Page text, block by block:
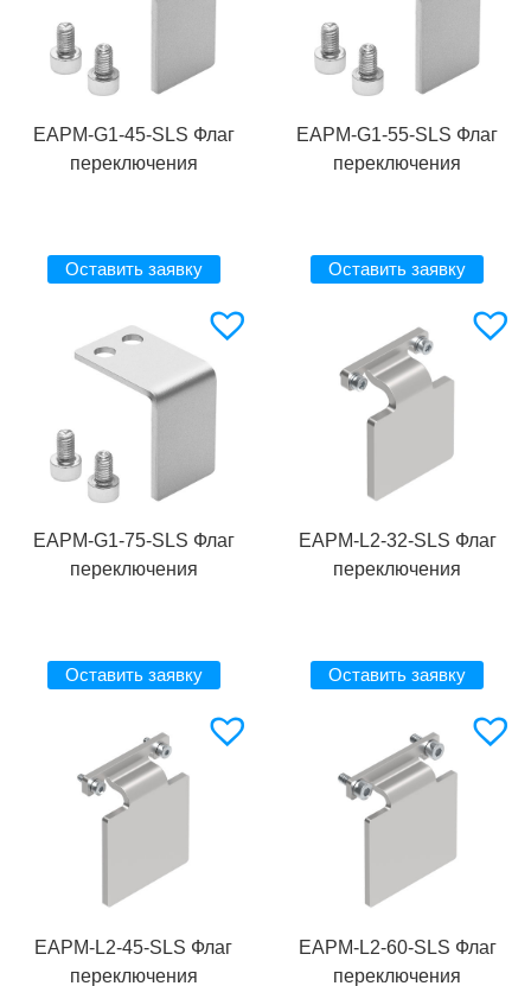
EAPM-G1-45-SLS Флаг
переключения
Оставить заявку
EAPM-G1-55-SLS Флаг
переключения
Оставить заявку
EAPM-G1-75-SLS Флаг
переключения
Оставить заявку
EAPM-L2-32-SLS Флаг
переключения
Оставить заявку
EAPM-L2-45-SLS Флаг
переключения
EAPM-L2-60-SLS Флаг
переключения